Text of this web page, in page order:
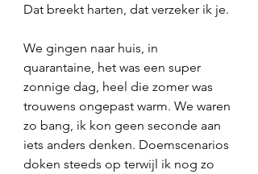
Dat breekt harten, dat verzeker ik je.
We gingen naar huis, in
quarantaine, het was een super
zonnige dag, heel die zomer was
trouwens ongepast warm. We waren
zo bang, ik kon geen seconde aan
iets anders denken. Doemscenarios
doken steeds op terwijl ik nog zo